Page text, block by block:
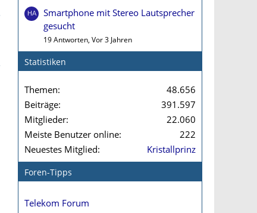
Smartphone mit Stereo Lautsprecher
gesucht
19 Antworten, Vor 3 Jahren
Statistiken
Themen
48.656
Beiträge
391.597
Mitglieder
22.060
Meiste Benutzer online
222
Neuestes Mitglied
Kristallprinz
Foren-Tipps
Telekom Forum